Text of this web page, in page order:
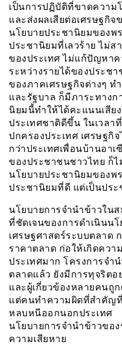
เป็นการปฏิบัติที่ขาดความ
และส่งผลเสียต่อเศรษฐกิจ
นโยบายประชานิยมของพ
ประชานิยมที่เลวร้าย ไม่
ของประเทศ ไม่แก้ปัญหา
ระหว่างรายได้ของประช
ของภาคเศรษฐกิจต่างๆ
และรัฐบาล ก็มีภาระทาง
นิยมนี้ทำให้ได้คะแนนเสีย
ประเทศชาติดีขึ้น ในเวลา
ปกครองประเทศ เศรษฐกิ
กว่าประเทศเพื่อนบ้านอาเ
ของประชาชนชาวไทย ก็
นโยบายประชานิยมของพ
ประชานิยมที่ดี แต่เป็นประ
นโยบายการจำนำข้าวใน
ที่ชัดเจนของการดำเนินน
เศรษฐศาสตร์ระบบตลาด
ราคาตลาด ก่อให้เกิดควา
ประเทศมาก โครงการจำ
ตลาดแล้ว ยังมีการทุจริตอ
และผู้เกี่ยวข้องหลายคนถู
แต่คนทำความผิดที่สำคัญ
หลบหนีออกนอกประเทศ
นโยบายการจำนำข้าวขอ
ความเสียหาย